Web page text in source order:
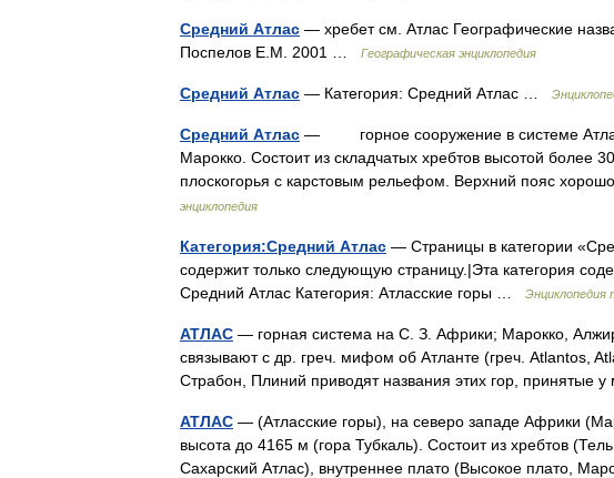
Средний Атлас — хребет см. Атлас Географические
Поспелов Е.М. 2001 …
Географическая энциклопедия
Средний Атлас — Категория: Средний Атлас …
Средний Атлас — горное сооружение в системе
Марокко. Состоит из складчатых хребтов высотой более
плоскогорья с карстовым рельефом. Верхний пояс
энциклопедия
Категория:Средний Атлас — Страницы в категории
содержит только следующую страницу.|Эта категория
Средний Атлас Категория: Атласские горы …
Энциклопедия
АТЛАС — горная система на С. З. Африки; Марокко,
связывают с др. греч. мифом об Атланте (греч. Atlantos,
Страбон, Плиний приводят названия этих гор,
АТЛАС — (Атласские горы), на северо западе Африки
высота до 4165 м (гора Тубкаль). Состоит из хребтов
Сахарский Атлас), внутреннее плато (Высокое плато,